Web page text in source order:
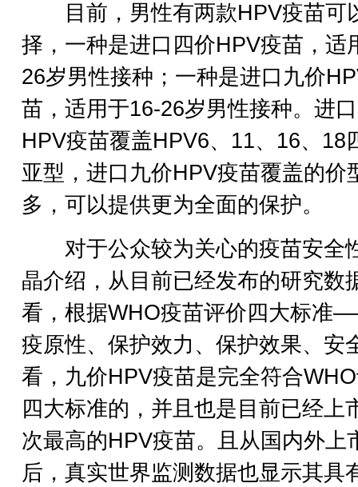
目前，男性有两款HPV疫苗可
择，一种是进口四价HPV疫苗，适
26岁男性接种；一种是进口九价
苗，适用于16-26岁男性接种。进
HPV疫苗覆盖HPV6、11、16、18
亚型，进口九价HPV疫苗覆盖的价
多，可以提供更为全面的保护。
对于公众较为关心的疫苗安全
晶介绍，从目前已经发布的研究数
看，根据WHO疫苗评价四大标准
疫原性、保护效力、保护效果、安
看，九价HPV疫苗是完全符合
四大标准的，并且也是目前已经上
次最高的HPV疫苗。且从国内外上
后，真实世界监测数据也显示其具